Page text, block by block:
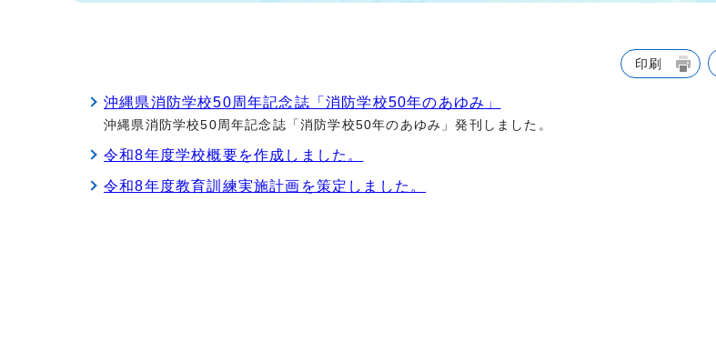
印刷
沖縄県消防学校50周年記念誌「消防学校50年のあゆみ」
沖縄県消防学校50周年記念誌「消防学校50年のあゆみ」発刊しました。
令和8年度学校概要を作成しました。
令和8年度教育訓練実施計画を策定しました。